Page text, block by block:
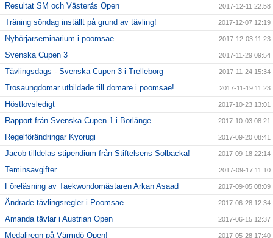
Resultat SM och Västerås Open 2017-12-11 22:58
Träning söndag inställt på grund av tävling! 2017-12-07 12:19
Nybörjarseminarium i poomsae 2017-12-03 11:23
Svenska Cupen 3 2017-11-29 09:54
Tävlingsdags - Svenska Cupen 3 i Trelleborg 2017-11-24 15:34
Trosaungdomar utbildade till domare i poomsae! 2017-11-19 11:23
Höstlovsledigt 2017-10-23 13:01
Rapport från Svenska Cupen 1 i Borlänge 2017-10-03 08:21
Regelförändringar Kyorugi 2017-09-20 08:41
Jacob tilldelas stipendium från Stiftelsens Solbacka! 2017-09-18 22:14
Teminsavgifter 2017-09-17 11:10
Föreläsning av Taekwondomästaren Arkan Asaad 2017-09-05 08:09
Ändrade tävlingsregler i Poomsae 2017-06-28 12:34
Amanda tävlar i Austrian Open 2017-06-15 12:37
Medaljregn på Värmdö Open! 2017-05-28 17:40